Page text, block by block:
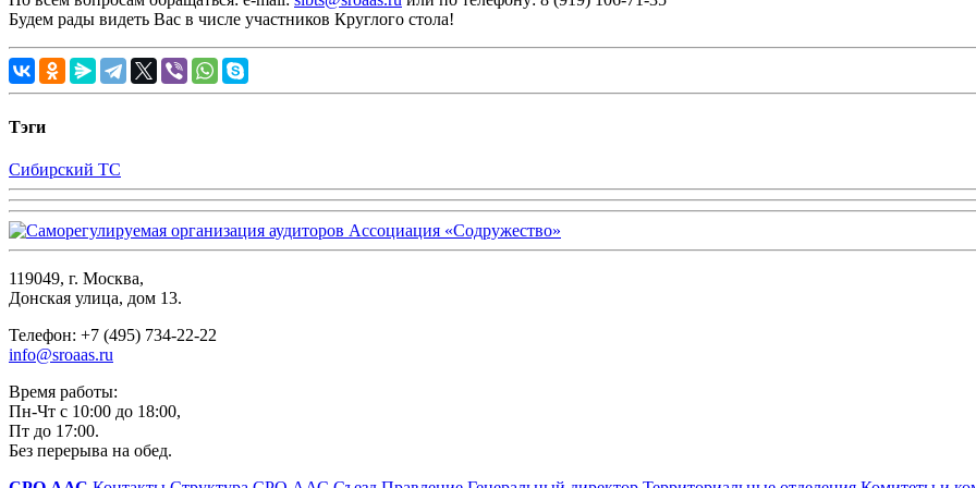
Будем рады видеть Вас в числе участников Круглого стола!
Тэги
Сибирский ТС
119049, г. Москва,
Донская улица, дом 13.
Телефон: +7 (495) 734-22-22
info@sroaas.ru
Время работы:
Пн-Чт с 10:00 до 18:00,
Пт до 17:00.
Без перерыва на обед.